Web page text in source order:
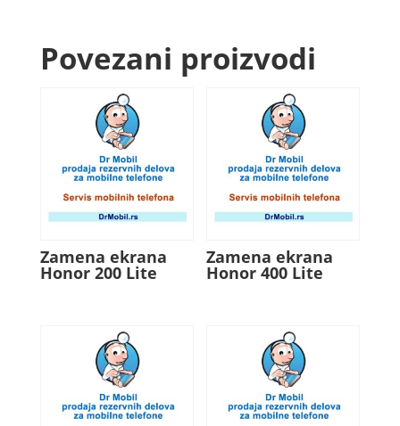
Povezani proizvodi
Zamena ekrana
Honor 200 Lite
Zamena ekrana
Honor 400 Lite